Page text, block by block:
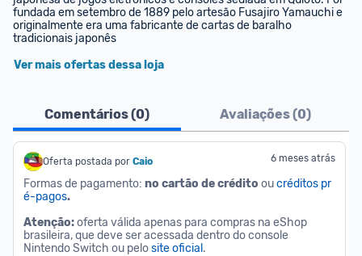
fundada em setembro de 1889 pelo artesão Fusajiro Yamauchi e
originalmente era uma fabricante de cartas de baralho
tradicionais japonês
Ver mais ofertas dessa loja
Comentários (0) Avaliações (0)
Oferta postada por Caio 6 meses atrás
Formas de pagamento: no cartão de crédito ou créditos pr
é-pagos.
Atenção: oferta válida apenas para compras na eShop
brasileira, que deve ser acessada dentro do console
Nintendo Switch ou pelo site oficial .